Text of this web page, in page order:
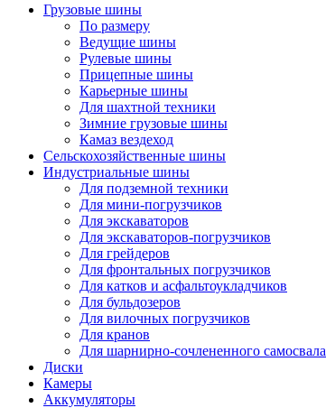
Грузовые шины
По размеру
Ведущие шины
Рулевые шины
Прицепные шины
Карьерные шины
Для шахтной техники
Зимние грузовые шины
Камаз вездеход
Сельскохозяйственные шины
Индустриальные шины
Для подземной техники
Для мини-погрузчиков
Для экскаваторов
Для экскаваторов-погрузчиков
Для грейдеров
Для фронтальных погрузчиков
Для катков и асфальтоукладчиков
Для бульдозеров
Для вилочных погрузчиков
Для кранов
Для шарнирно-сочлененного самосвала
Диски
Камеры
Аккумуляторы